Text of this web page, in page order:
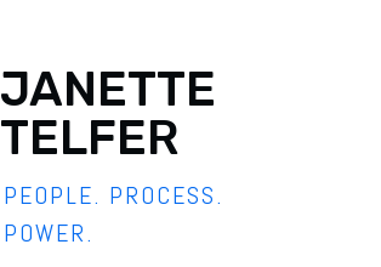
JANETTE
TELFER
PEOPLE. PROCESS.
POWER.